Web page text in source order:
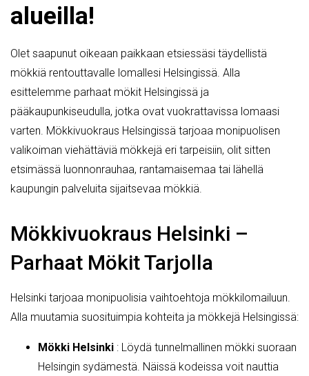
alueilla!
Olet saapunut oikeaan paikkaan etsiessäsi täydellistä
mökkiä rentouttavalle lomallesi Helsingissä. Alla
esittelemme parhaat mökit Helsingissä ja
pääkaupunkiseudulla, jotka ovat vuokrattavissa lomaasi
varten. Mökkivuokraus Helsingissä tarjoaa monipuolisen
valikoiman viehättäviä mökkejä eri tarpeisiin, olit sitten
etsimässä luonnonrauhaa, rantamaisemaa tai lähellä
kaupungin palveluita sijaitsevaa mökkiä.
Mökkivuokraus Helsinki –
Parhaat Mökit Tarjolla
Helsinki tarjoaa monipuolisia vaihtoehtoja mökkilomailuun.
Alla muutamia suosituimpia kohteita ja mökkejä Helsingissä:
Mökki Helsinki : Löydä tunnelmallinen mökki suoraan
Helsingin sydämestä. Näissä kodeissa voit nauttia